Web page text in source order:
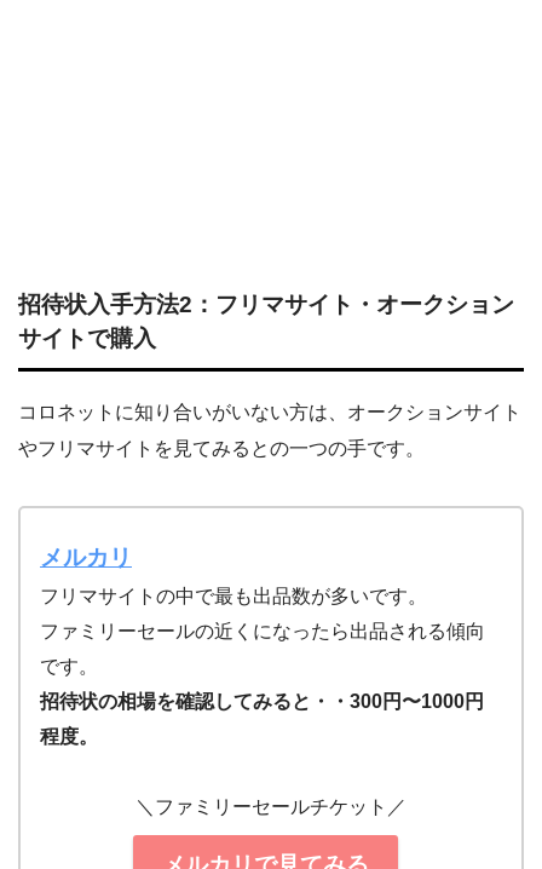
招待状入手方法2：フリマサイト・オークション
サイトで購入
コロネットに知り合いがいない方は、オークションサイト
やフリマサイトを見てみるとの一つの手です。
メルカリ
フリマサイトの中で最も出品数が多いです。
ファミリーセールの近くになったら出品される傾向
です。
招待状の相場を確認してみると・・300円〜1000円
程度。
＼ファミリーセールチケット／